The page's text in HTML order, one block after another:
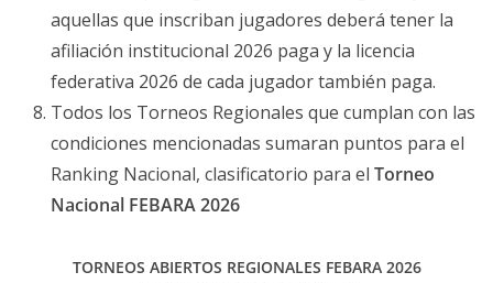
aquellas que inscriban jugadores deberá tener la
afiliación institucional 2026 paga y la licencia
federativa 2026 de cada jugador también paga.
Todos los Torneos Regionales que cumplan con las
condiciones mencionadas sumaran puntos para el
Ranking Nacional, clasificatorio para el Torneo
Nacional FEBARA 2026
TORNEOS ABIERTOS REGIONALES FEBARA 2026